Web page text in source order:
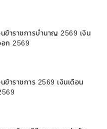
นข้าราชการบํานาญ 2569 เงิน
ก 2569
ข้าราชการ 2569 เงินเดือน